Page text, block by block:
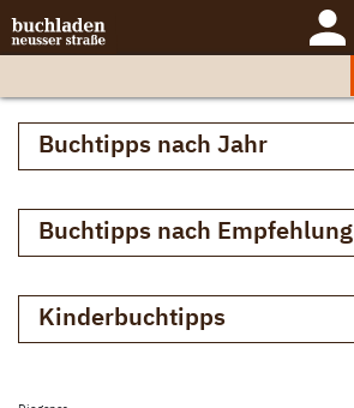
Buchtipps nach Jahr
Buchtipps nach Empfehlung
Kinderbuchtipps